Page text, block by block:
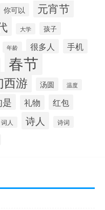
你可以 元宵节
大学 孩子
年龄 很多人 手机
春节
西游 汤圆 温度
是 礼物 红包
词人 诗人 诗词